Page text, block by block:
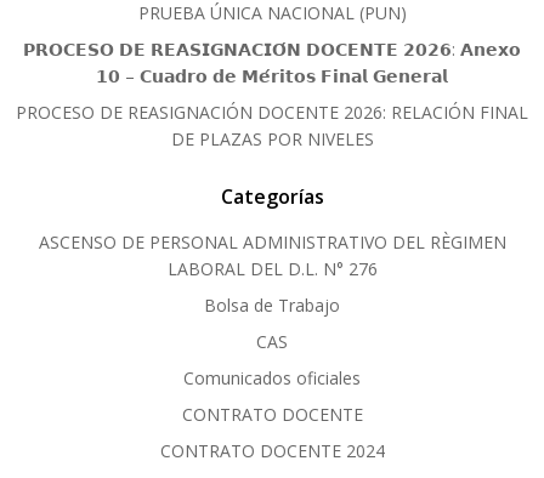
PRUEBA ÚNICA NACIONAL (PUN)
𝗣𝗥𝗢𝗖𝗘𝗦𝗢 𝗗𝗘 𝗥𝗘𝗔𝗦𝗜𝗚𝗡𝗔𝗖𝗜𝗢́𝗡 𝗗𝗢𝗖𝗘𝗡𝗧𝗘 𝟮𝟬𝟮𝟲: 𝗔𝗻𝗲𝘅𝗼
𝟭𝟬 – 𝗖𝘂𝗮𝗱𝗿𝗼 𝗱𝗲 𝗠𝗲́𝗿𝗶𝘁𝗼𝘀 𝗙𝗶𝗻𝗮𝗹 𝗚𝗲𝗻𝗲𝗿𝗮𝗹
PROCESO DE REASIGNACIÓN DOCENTE 2026: RELACIÓN FINAL
DE PLAZAS POR NIVELES
Categorías
ASCENSO DE PERSONAL ADMINISTRATIVO DEL RÈGIMEN
LABORAL DEL D.L. N° 276
Bolsa de Trabajo
CAS
Comunicados oficiales
CONTRATO DOCENTE
CONTRATO DOCENTE 2024